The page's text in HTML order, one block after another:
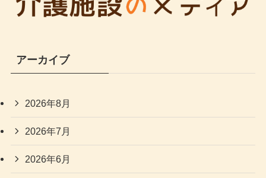
アーカイブ
2026年8月
2026年7月
2026年6月